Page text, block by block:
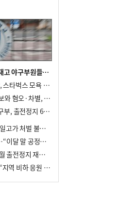
"스타벅스 가야지" 응원 배재고 야구부원들, 학교서 징계 처분
‘탱크데이’ 다시 불지핀 경찰, 스타벅스 모욕 혐의 압수수색
차정인 국교위원장 “허위정보와 혐오·차별, 학교 교실까지 유입"
‘5·18 폄훼 응원’ 배재고 야구부, 출전정지 6개월→1개월 감경
배재고 야구부 불송치 “광주일고가 처벌 불원 의사 표해”
배재고 야구부 징계 풀리나…“이달 말 공정위서 재심의”
‘스벅 구호 파문’ 배재고 6개월 출전정지 재심 신청키로
광주 찾아 고개 숙인 배재고 “지역 비하 응원 잘못”(종합)